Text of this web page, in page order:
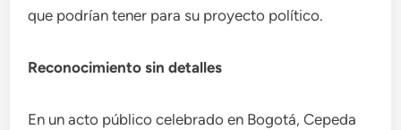
que podrían tener para su proyecto político.
Reconocimiento sin detalles
En un acto público celebrado en Bogotá, Cepeda